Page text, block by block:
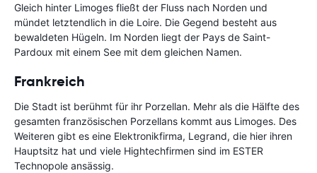
Gleich hinter Limoges fließt der Fluss nach Norden und
mündet letztendlich in die Loire. Die Gegend besteht aus
bewaldeten Hügeln. Im Norden liegt der Pays de Saint-
Pardoux mit einem See mit dem gleichen Namen.
Frankreich
Die Stadt ist berühmt für ihr Porzellan. Mehr als die Hälfte des
gesamten französischen Porzellans kommt aus Limoges. Des
Weiteren gibt es eine Elektronikfirma, Legrand, die hier ihren
Hauptsitz hat und viele Hightechfirmen sind im ESTER
Technopole ansässig.